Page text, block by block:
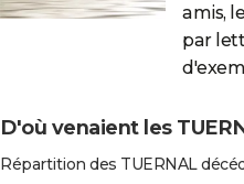
amis,
par
D'où venaient les
Répartition des TUERNAL